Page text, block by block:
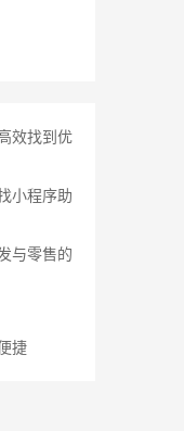
效找到优
小程序助
与零售的
捷